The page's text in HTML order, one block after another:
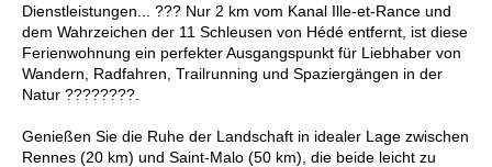
Dienstleistungen... ??? Nur 2 km vom Kanal Ille-et-Rance und
dem Wahrzeichen der 11 Schleusen von Hédé entfernt, ist diese
Ferienwohnung ein perfekter Ausgangspunkt für Liebhaber von
Wandern, Radfahren, Trailrunning und Spaziergängen in der
Natur ????????.
Genießen Sie die Ruhe der Landschaft in idealer Lage zwischen
Rennes (20 km) und Saint-Malo (50 km), die beide leicht zu